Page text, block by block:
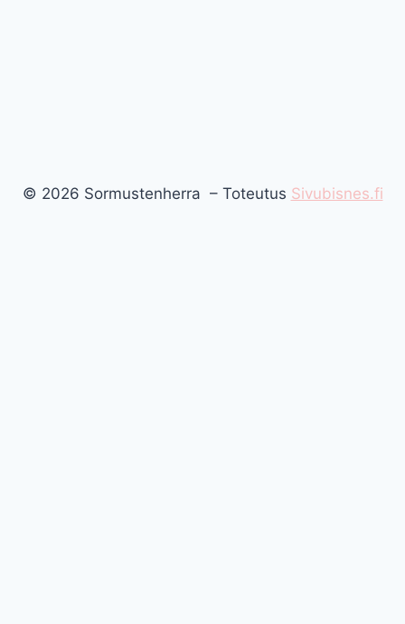
© 2026 Sormustenherra – Toteutus Sivubisnes.fi